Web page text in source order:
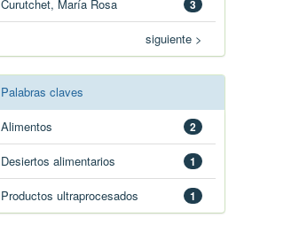
3
Curutchet, María Rosa
siguiente >
Palabras claves
2
Alimentos
1
Desiertos alimentarios
1
Productos ultraprocesados